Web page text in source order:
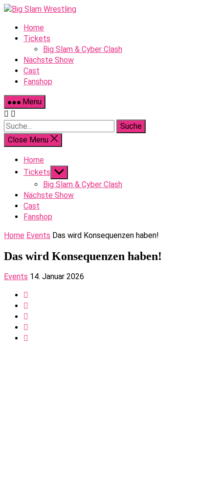
Skip
contentHome
Tickets
Big Slam & Cyber Clash
Nächste Show
Cast
Fanshop
Menu
Suche
Close Menu
Home
Tickets Show
sub
menu
Big Slam & Cyber Clash
Nächste Show
Cast
Fanshop
Home Events Das wird Konsequenzen haben!
Das wird Konsequenzen haben!
Events 14. Januar 2026